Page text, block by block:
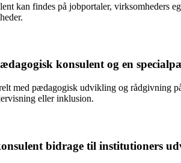
kan findes på jobportaler, virksomheders
konsulent og en
med pædagogisk udvikling og rådgivning
eller inklusion.
bidrage til institutioners